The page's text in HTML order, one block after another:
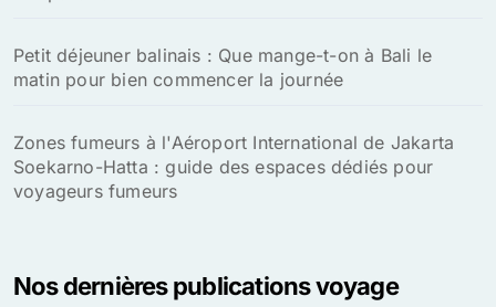
Petit déjeuner balinais : Que mange-t-on à Bali le
matin pour bien commencer la journée
Zones fumeurs à l'Aéroport International de Jakarta
Soekarno-Hatta : guide des espaces dédiés pour
voyageurs fumeurs
Nos dernières publications voyage